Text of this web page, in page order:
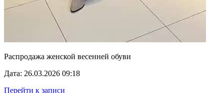
Распродажа женской весенней обуви
Дата: 26.03.2026 09:18
Перейти к записи